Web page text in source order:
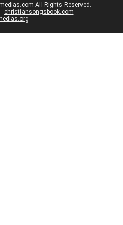
All Rights Reserved.
christiansongsbook.com